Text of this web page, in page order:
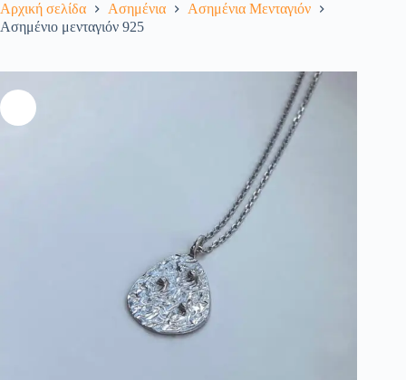
Αρχική σελίδα Ασημένια
Ασημένια Μενταγιόν
Ασημένιο μενταγιόν 925